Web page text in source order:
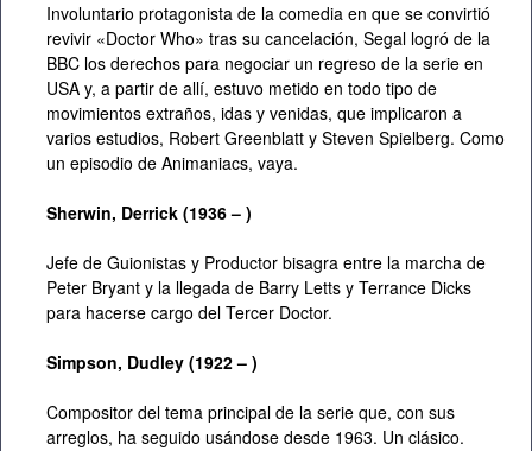
Involuntario protagonista de la comedia en que se convirtió
revivir «Doctor Who» tras su cancelación, Segal logró de la
BBC los derechos para negociar un regreso de la serie en
USA y, a partir de allí, estuvo metido en todo tipo de
movimientos extraños, idas y venidas, que implicaron a
varios estudios, Robert Greenblatt y Steven Spielberg. Como
un episodio de Animaniacs, vaya.
Sherwin, Derrick (1936 – )
Jefe de Guionistas y Productor bisagra entre la marcha de
Peter Bryant y la llegada de Barry Letts y Terrance Dicks
para hacerse cargo del Tercer Doctor.
Simpson, Dudley (1922 – )
Compositor del tema principal de la serie que, con sus
arreglos, ha seguido usándose desde 1963. Un clásico.